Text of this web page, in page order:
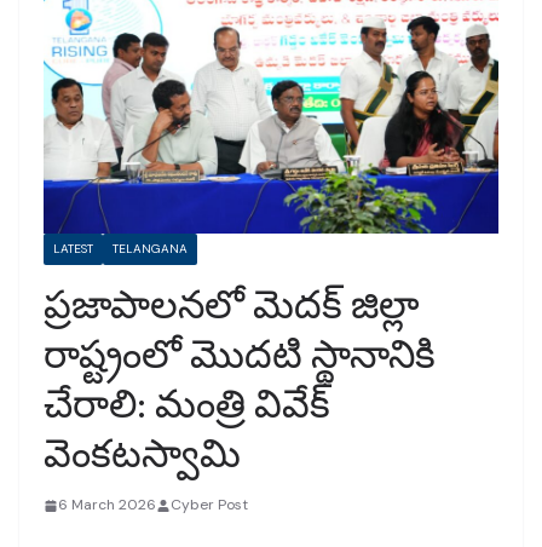
LATEST TELANGANA
ప్రజాపాలనలో మెదక్ జిల్లా
రాష్ట్రంలో మొదటి స్థానానికి
చేరాలి: మంత్రి వివేక్
వెంకటస్వామి
6 March 2026 Cyber Post